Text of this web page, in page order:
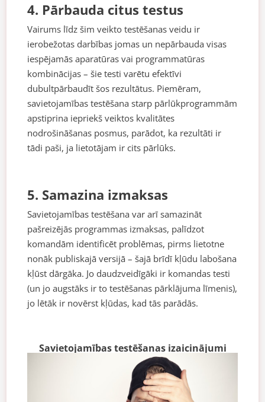
4. Pārbauda citus testus
Vairums līdz šim veikto testēšanas veidu ir
ierobežotas darbības jomas un nepārbauda visas
iespējamās aparatūras vai programmatūras
kombinācijas – šie testi varētu efektīvi
dubultpārbaudīt šos rezultātus. Piemēram,
savietojamības testēšana starp pārlūkprogrammām
apstiprina iepriekš veiktos kvalitātes
nodrošināšanas posmus, parādot, ka rezultāti ir
tādi paši, ja lietotājam ir cits pārlūks.
5. Samazina izmaksas
Savietojamības testēšana var arī samazināt
pašreizējās programmas izmaksas, palīdzot
komandām identificēt problēmas, pirms lietotne
nonāk publiskajā versijā – šajā brīdī kļūdu labošana
kļūst dārgāka. Jo daudzveidīgāki ir komandas testi
(un jo augstāks ir to testēšanas pārklājuma līmenis),
jo lētāk ir novērst kļūdas, kad tās parādās.
Savietojamības testēšanas izaicinājumi